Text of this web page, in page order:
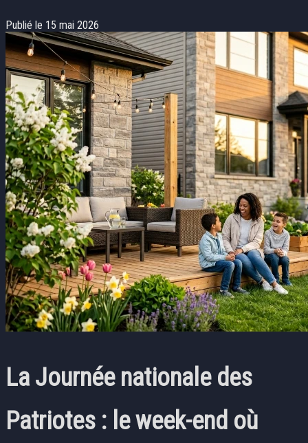
Publié le 15 mai 2026
La Journée nationale des
Patriotes : le week-end où